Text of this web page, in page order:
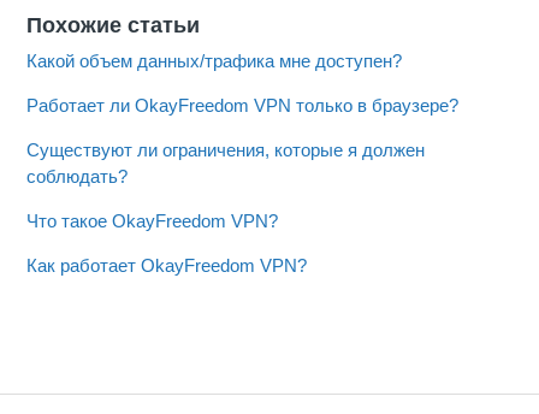
Похожие статьи
Какой объем данных/трафика мне доступен?
Работает ли OkayFreedom VPN только в браузере?
Существуют ли ограничения, которые я должен
соблюдать?
Что такое OkayFreedom VPN?
Как работает OkayFreedom VPN?